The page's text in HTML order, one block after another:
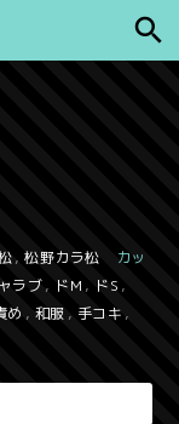
,松野カラ松
カッ
ラブ, ドM , ドS ,
め , 和服 , 手コキ ,